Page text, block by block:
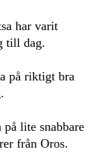
har varit
till dag.
på riktigt bra
lite snabbare
från Oros.